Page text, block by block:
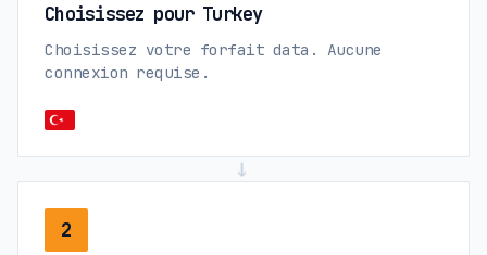
Choisissez pour Turkey
Choisissez votre forfait data. Aucune
connexion requise.
→
2